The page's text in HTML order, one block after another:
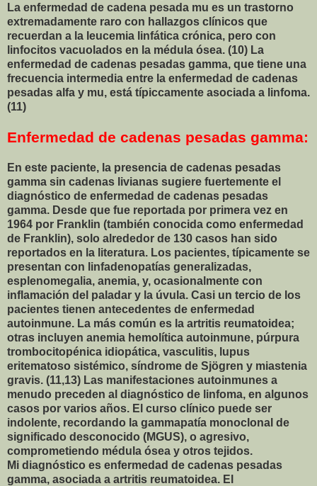
La enfermedad de cadena pesada mu es un trastorno
extremadamente raro con hallazgos clínicos que
recuerdan a la leucemia linfática crónica, pero con
linfocitos vacuolados en la médula ósea. (10) La
enfermedad de cadenas pesadas gamma, que tiene una
frecuencia intermedia entre la enfermedad de cadenas
pesadas alfa y mu, está típiccamente asociada a linfoma.
(11)
Enfermedad de cadenas pesadas gamma:
En este paciente, la presencia de cadenas pesadas
gamma sin cadenas livianas sugiere fuertemente el
diagnóstico de enfermedad de cadenas pesadas
gamma. Desde que fue reportada por primera vez en
1964 por Franklin (también conocida como enfermedad
de Franklin), solo alrededor de 130 casos han sido
reportados en la literatura. Los pacientes, típicamente se
presentan con linfadenopatías generalizadas,
esplenomegalia, anemia, y, ocasionalmente con
inflamación del paladar y la úvula. Casi un tercio de los
pacientes tienen antecedentes de enfermedad
autoinmune. La más común es la artritis reumatoidea;
otras incluyen anemia hemolítica autoinmune, púrpura
trombocitopénica idiopática, vasculitis, lupus
eritematoso sistémico, síndrome de Sjögren y miastenia
gravis. (11,13) Las manifestaciones autoinmunes a
menudo preceden al diagnóstico de linfoma, en algunos
casos por varios años. El curso clínico puede ser
indolente, recordando la gammapatía monoclonal de
significado desconocido (MGUS), o agresivo,
comprometiendo médula ósea y otros tejidos.
Mi diagnóstico es enfermedad de cadenas pesadas
gamma, asociada a artritis reumatoidea. El